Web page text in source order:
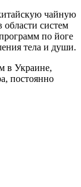
чайную
систем
по йоге
тела и души.
в Украине,
постоянно